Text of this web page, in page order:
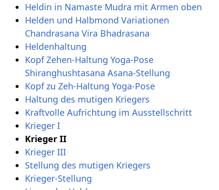
Heldin in Namaste Mudra mit Armen oben
Helden und Halbmond Variationen
Chandrasana Vira Bhadrasana
Heldenhaltung
Kopf Zehen-Haltung Yoga-Pose
Shiranghushtasana Asana-Stellung
Kopf zu Zeh-Haltung Yoga-Pose
Haltung des mutigen Kriegers
Kraftvolle Aufrichtung im Ausstellschritt
Krieger I
Krieger II
Krieger III
Stellung des mutigen Kriegers
Krieger-Stellung